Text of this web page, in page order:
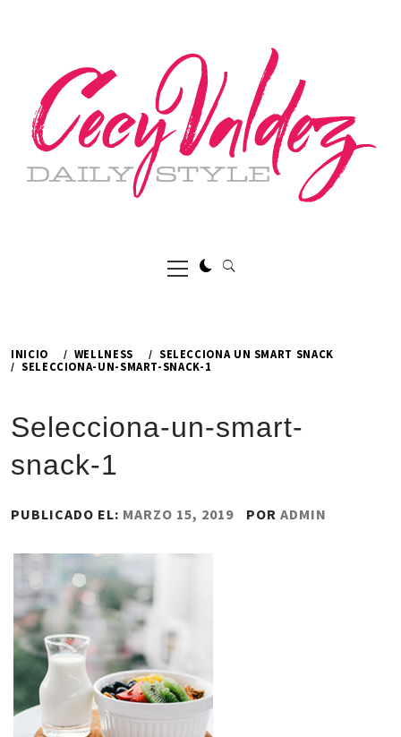
Menú
principal
INICIO WELLNESS
SELECCIONA UN SMART SNACK
SELECCIONA-UN-SMART-SNACK-1
Selecciona-un-smart-
snack-1
PUBLICADO EL: MARZO 15, 2019 POR ADMIN